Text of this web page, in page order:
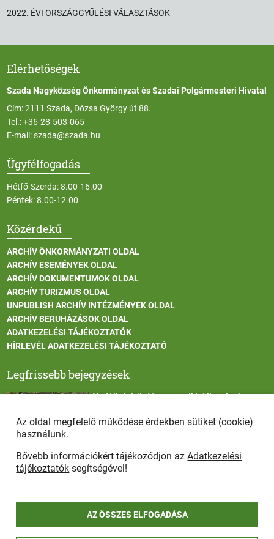
2022. ÉVI ORSZÁGGYŰLÉSI VÁLASZTÁSOK
Elérhetőségek
Szada Nagyközség Önkormányzat és Szadai Polgármesteri Hivatal
Cím: 2111 Szada, Dózsa György út 88.
Tel.:+36-28-503-065
E-mail:szada@szada.hu
Ügyfélfogadás
Hétfő-Szerda: 8.00-16.00
Péntek: 8.00-12.00
Közérdekű
ARCHÍV ÖNKORMÁNYZATI OLDAL
ARCHÍV ESEMÉNYEK OLDAL
ARCHÍV DOKUMENTUMOK OLDAL
ARCHÍV TURIZMUS OLDAL
UNPUBLISH ARCHÍV INTÉZMÉNYEK OLDAL
ARCHÍV BERUHÁZÁSOK OLDAL
ADATKEZELÉSI TÁJÉKOZTATÓK
HÍRLEVÉL ADATKEZELÉSI TÁJÉKOZTATÓ
Legfrissebb bejegyzések
Vadállatok itatása a rendkívüli melegben
Afrikai sertéspestis - kérések a lakosság felé
Az oldal megfelelő működése érdekben sütiket (cookie)
használunk.
Bővebb információkért tájékozódjon azAdatkezelési
tájékoztatók segítségével!
AZ ÖSSZES ELFOGADÁSA